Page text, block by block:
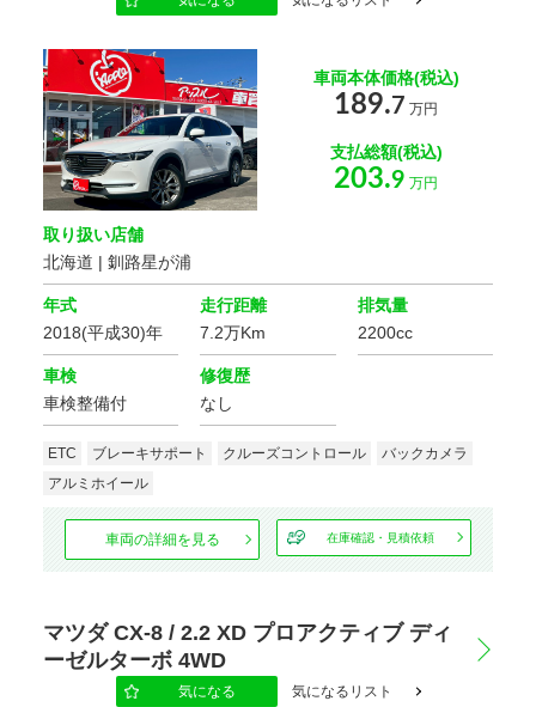
車両本体価格(税込)
189.7 万円
支払総額(税込)
203.9 万円
取り扱い店舗
北海道 | 釧路星が浦
年式
2018(平成30)年
走行距離
7.2万Km
排気量
2200cc
車検
車検整備付
修復歴
なし
ETC ブレーキサポート クルーズコントロール
バックカメラ
アルミホイール
車両の詳細を見る 在庫確認・見積依頼
マツダ CX-8 / 2.2 XD プロアクティブ ディ
ーゼルターボ 4WD
気になる 気になるリスト